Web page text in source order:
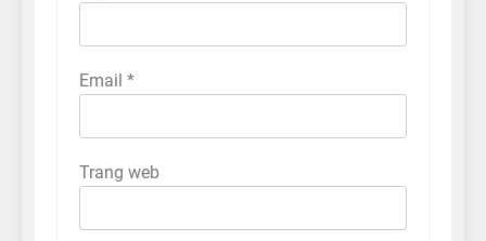
Email *
Trang web